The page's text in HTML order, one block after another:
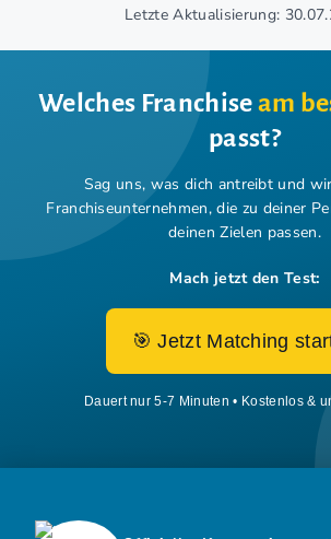
Letzte Aktualisierung:
Welches Franchiseam
passt?
Sag uns, was dich antreibt und
Franchiseunternehmen, die zu deiner
deinen Zielen passen.
Mach jetzt den Test:
🎯 Jetzt Matching
Dauert nur 5-7 Minuten • Kostenlos &